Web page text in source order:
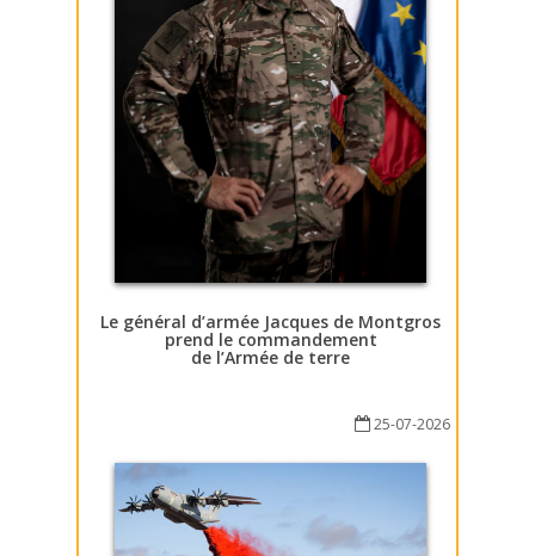
Le général d’armée Jacques de Montgros
prend le commandement
de l’Armée de terre
25-07-2026